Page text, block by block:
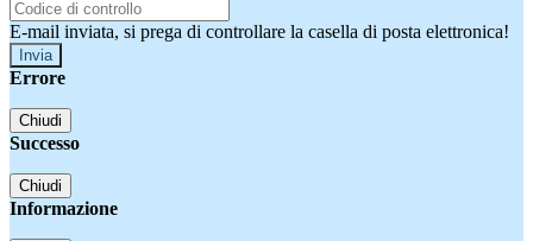
E-mail inviata, si prega di controllare la casella di posta elettronica!
Errore
Chiudi
Successo
Chiudi
Informazione